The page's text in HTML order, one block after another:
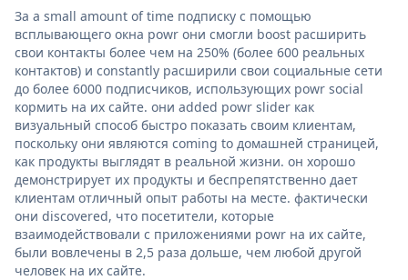
За a small amount of time подписку с помощью
всплывающего окна powr они смогли boost расширить
свои контакты более чем на 250% (более 600 реальных
контактов) и constantly расширили свои социальные сети
до более 6000 подписчиков, использующих powr social
кормить на их сайте. они added powr slider как
визуальный способ быстро показать своим клиентам,
поскольку они являются coming to домашней страницей,
как продукты выглядят в реальной жизни. он хорошо
демонстрирует их продукты и беспрепятственно дает
клиентам отличный опыт работы на месте. фактически
они discovered, что посетители, которые
взаимодействовали с приложениями powr на их сайте,
были вовлечены в 2,5 раза дольше, чем любой другой
человек на их сайте.